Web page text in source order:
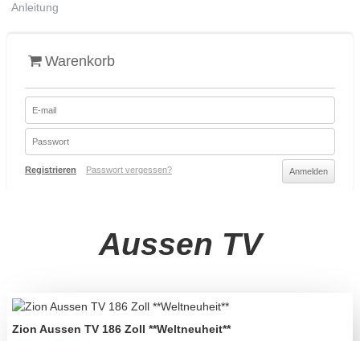
Anleitung
Warenkorb
Registrieren Passwort vergessen?
Aussen TV
Zion Aussen TV 186 Zoll **Weltneuheit**